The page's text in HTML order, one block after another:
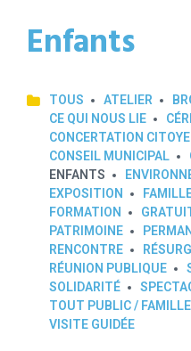
Enfants
TOUS ATELIER
CE QUI NOUS LIE
CONCERTATION
CONSEIL MUNICIPAL
ENFANTS
EXPOSITION
FORMATION
PATRIMOINE
RENCONTRE
RÉUNION PUBLIQUE
SOLIDARITÉ
TOUT PUBLIC /
VISITE GUIDÉE